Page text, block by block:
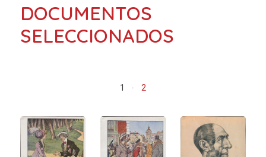
DOCUMENTOS
SELECCIONADOS
1 2